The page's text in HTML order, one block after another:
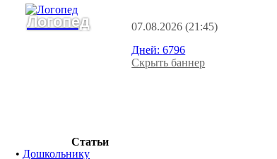
Логопед 07.08.2026(21:45)
Дней:6796
Скрыть баннер
Статьи
• Дошкольнику